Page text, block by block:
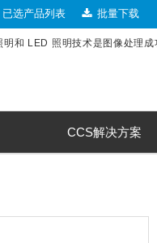
已选产品列表 批量下载
和 LED 照明技术是图像处理成
CCS解决方案